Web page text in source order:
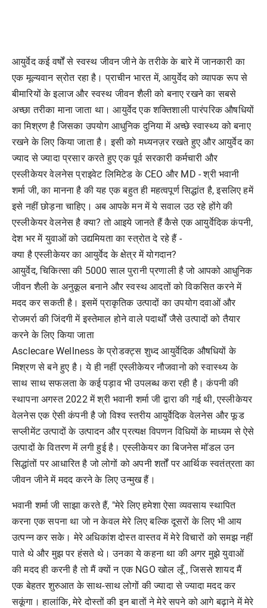
आयुर्वेद कई वर्षों से स्वस्थ जीवन जीने के तरीके के बारे में जानकारी का
एक मूल्यवान स्रोत रहा है। प्राचीन भारत में, आयुर्वेद को व्यापक रूप से
बीमारियों के इलाज और स्वस्थ जीवन शैली को बनाए रखने का सबसे
अच्छा तरीका माना जाता था। आयुर्वेद एक शक्तिशाली पारंपरिक औषधियों
का मिश्रण है जिसका उपयोग आधुनिक दुनिया में अच्छे स्वास्थ्य को बनाए
रखने के लिए किया जाता है। इसी को मध्यनज़र रखते हुए और आयुर्वेद का
ज्याद से ज्यादा प्रसार करते हुए एक पूर्व सरकारी कर्मचारी और
एस्लीकेयर वेलनेस प्राइवेट लिमिटेड के CEO और MD - श्री भवानी
शर्मा जी, का मानना है की यह एक बहुत ही महत्वपूर्ण सिद्धांत है, इसलिए हमें
इसे नहीं छोड़ना चाहिए। अब आपके मन में ये सवाल उठ रहे होंगे की
एस्लीकेयर वेलनेस है क्या? तो आइये जानते हैं कैसे एक आयुर्वेदिक कंपनी,
देश भर में युवाओं को उद्यमियता का स्त्रोत दे रहे हैं -
क्या है एस्लीकेयर का आयुर्वेद के क्षेत्र में योगदान?
आयुर्वेद, चिकित्सा की 5000 साल पुरानी प्रणाली है जो आपको आधुनिक
जीवन शैली के अनुकूल बनाने और स्वस्थ आदतों को विकसित करने में
मदद कर सकती है। इसमें प्राकृतिक उत्पादों का उपयोग दवाओं और
रोजमर्रा की जिंदगी में इस्तेमाल होने वाले पदार्थों जैसे उत्पादों को तैयार
करने के लिए किया जाता
Asclecare Wellness के प्रोडक्ट्स शुध्द आयुर्वेदिक औषधियों के
मिश्रण से बने हुए है। ये ही नहीं एस्लीकेयर नौजवानो को स्वास्थ्य के
साथ साथ सफलता के कई पड़ाव भी उपलब्ध करा रही है। कंपनी की
स्थापना अगस्त 2022 में श्री भवानी शर्मा जी द्वारा की गई थी, एस्लीकेयर
वेलनेस एक ऐसी कंपनी है जो विश्व स्तरीय आयुर्वेदिक वेलनेस और फूड
सप्लीमेंट उत्पादों के उत्पादन और प्रत्यक्ष विपणन विधियों के माध्यम से ऐसे
उत्पादों के वितरण में लगी हुई है। एस्लीकेयर का बिजनेस मॉडल उन
सिद्धांतों पर आधारित है जो लोगों को अपनी शर्तों पर आर्थिक स्वतंत्रता का
जीवन जीने में मदद करने के लिए उन्मुख हैं।
भवानी शर्मा जी साझा करते हैं, "मेरे लिए हमेशा ऐसा व्यवसाय स्थापित
करना एक सपना था जो न केवल मेरे लिए बल्कि दूसरों के लिए भी आय
उत्पन्न कर सके। मेरे अधिकांश दोस्त वास्तव में मेरे विचारों को समझ नहीं
पाते थे और मुझ पर हंसते थे। उनका ये कहना था की अगर मुझे युवाओं
की मदद ही करनी है तो मैं क्यों न एक NGO खोल लूँ , जिससे शायद मैं
एक बेहतर शुरुआत के साथ-साथ लोगों की ज्यादा से ज्यादा मदद कर
सकूंगा। हालांकि, मेरे दोस्तों की इन बातों ने मेरे सपने को आगे बढ़ाने में मेरे